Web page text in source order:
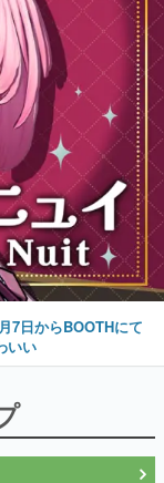
7日からBOOTHにて
いい